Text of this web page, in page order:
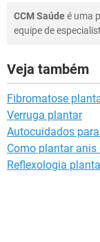
CCM Saúdeé uma
equipe de
Veja também
Fibromatose
Verruga plantar
Autocuidados
Como plantar anis
Reflexologia